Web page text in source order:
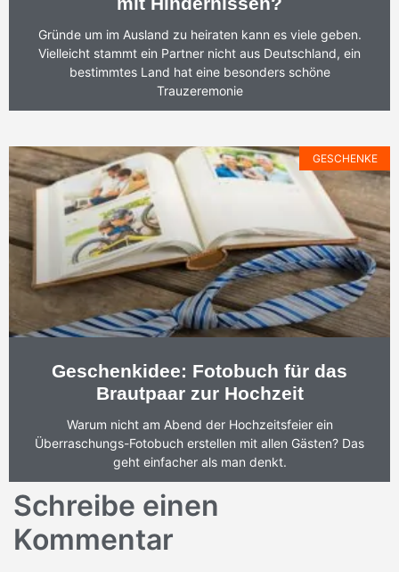
Gründe um im Ausland zu heiraten kann es viele geben.
Vielleicht stammt ein Partner nicht aus Deutschland, ein
bestimmtes Land hat eine besonders schöne
Trauzeremonie
GESCHENKE
Geschenkidee: Fotobuch für das
Brautpaar zur Hochzeit
Warum nicht am Abend der Hochzeitsfeier ein
Überraschungs-Fotobuch erstellen mit allen Gästen? Das
geht einfacher als man denkt.
Schreibe einen
Kommentar